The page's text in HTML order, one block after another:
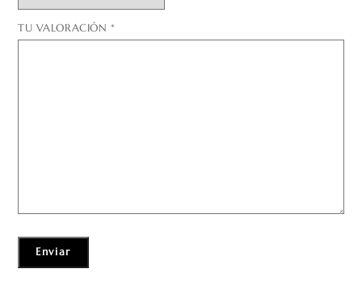
TU VALORACIÓN *